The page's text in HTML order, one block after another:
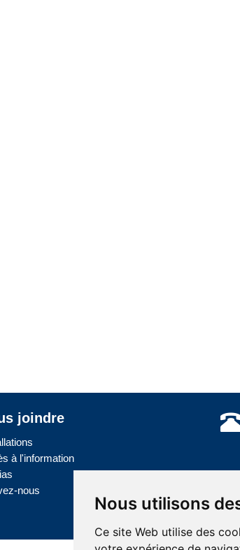
Nous utilisons
Ce site Web utilise des
joindre
à l'information
nous